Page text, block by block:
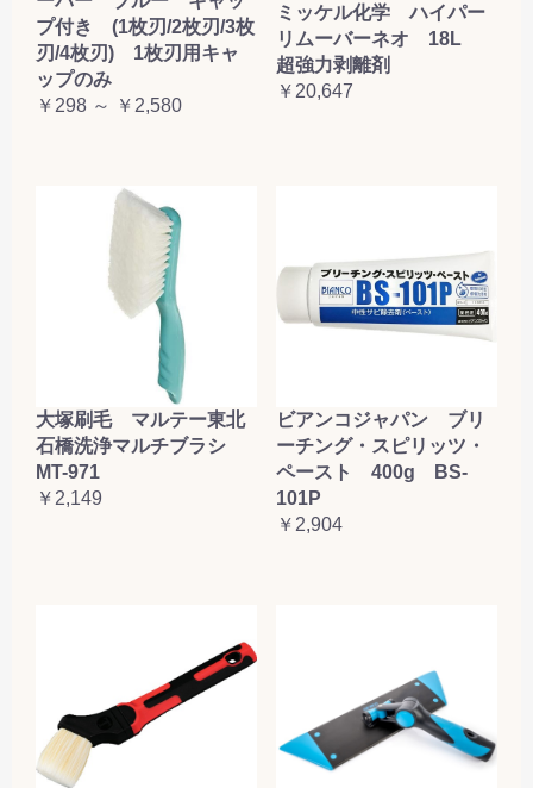
プ付き (1枚刃/2枚刃/3枚
刃/4枚刃) 1枚刃用キャ
ップのみ
￥298 ～ ￥2,580
ミッケル化学 ハイパー
リムーバーネオ 18L
超強力剥離剤
￥20,647
大塚刷毛 マルテー東北
石橋洗浄マルチブラシ
MT-971
￥2,149
ビアンコジャパン ブリ
ーチング・スピリッツ・
ペースト 400g BS-
101P
￥2,904